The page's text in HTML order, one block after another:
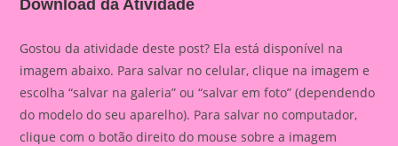
Download da Atividade
Gostou da atividade deste post? Ela está disponível na
imagem abaixo. Para salvar no celular, clique na imagem e
escolha “salvar na galeria” ou “salvar em foto” (dependendo
do modelo do seu aparelho). Para salvar no computador,
clique com o botão direito do mouse sobre a imagem